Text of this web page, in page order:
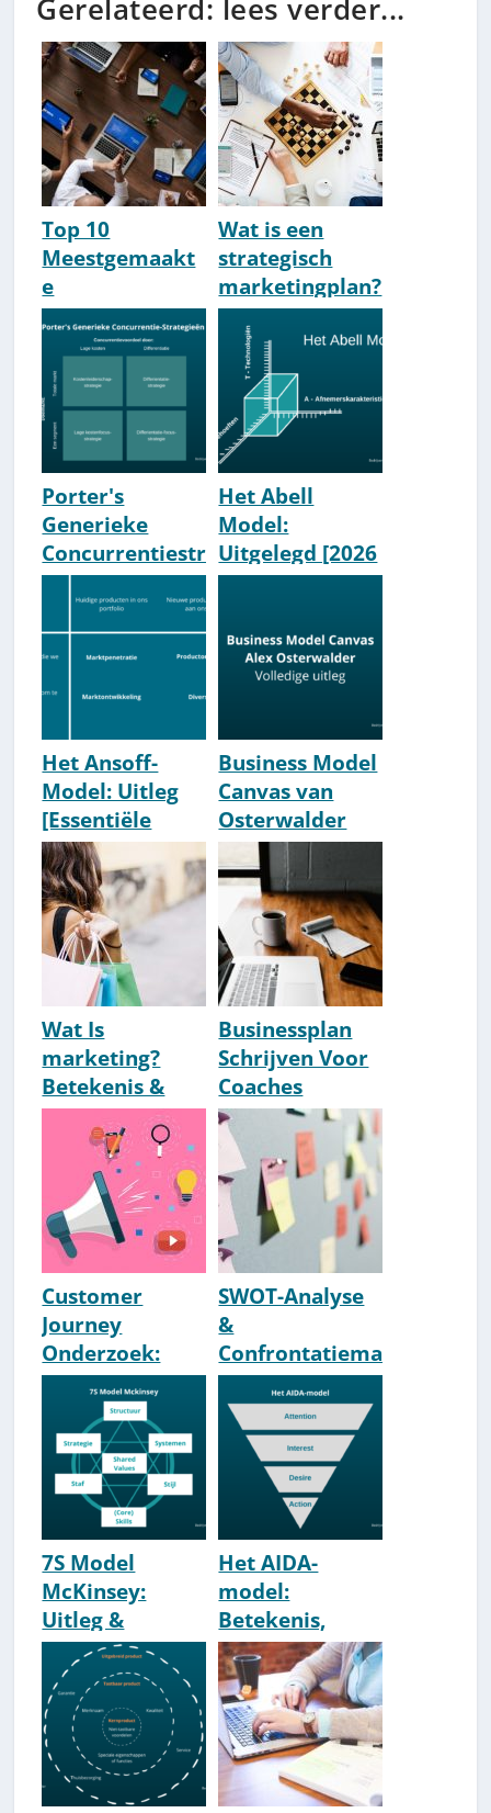
Gerelateerd: lees verder...
Top 10
Meestgemaakt
e
Marketingfoute
n (Vermijd Ze!)
Wat is een
strategisch
marketingplan?
[Uitleg &
Componenten]
Porter's
Generieke
Concurrentiestr
ategieën [Uitleg
& Voorbeelden]
Het Abell
Model:
Uitgelegd [2026
Update]
Het Ansoff-
Model: Uitleg
[Essentiële
Marketing-
Matrix]
Business Model
Canvas van
Osterwalder
[Uitleg]
Wat Is
marketing?
Betekenis &
Academische
Definitie
(Verhage)
Businessplan
Schrijven Voor
Coaches
[HowTo]
Customer
Journey
Onderzoek:
Maar hoe doe
je dat?
[Praktisch
Stappenplan]
SWOT-Analyse
&
Confrontatiema
trix [Uitleg &
Voorbeelden]
7S Model
McKinsey:
Uitleg &
Voorbeelden
Het AIDA-
model:
Betekenis,
Uitleg &
Voorbeeld